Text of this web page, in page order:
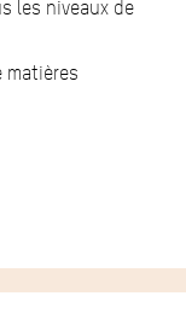
les niveaux de
matières